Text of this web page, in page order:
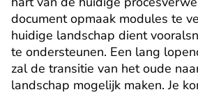
document opmaak modules te
huidige landschap dient
te ondersteunen. Een lang
zal de transitie van het oude
landschap mogelijk maken. Je